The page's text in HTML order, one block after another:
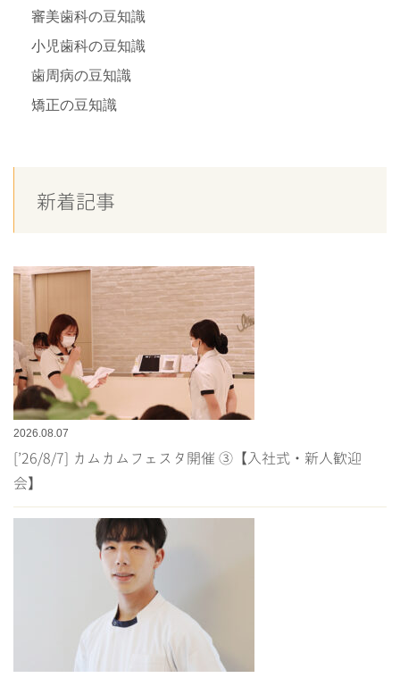
審美歯科の豆知識
小児歯科の豆知識
歯周病の豆知識
矯正の豆知識
新着記事
2026.08.07
[’26/8/7] カムカムフェスタ開催 ③【入社式・新人歓迎
会】